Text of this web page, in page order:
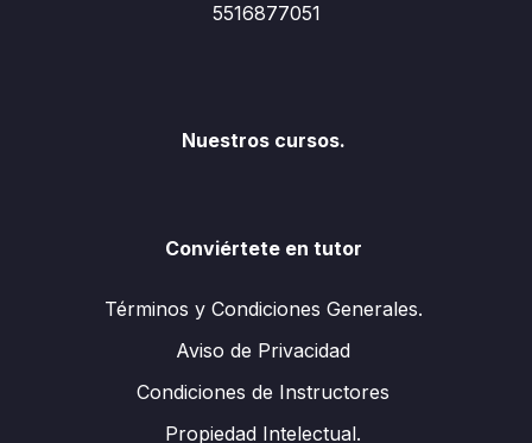
5516877051
Nuestros cursos.
Conviértete en tutor
Términos y Condiciones Generales.
Aviso de Privacidad
Condiciones de Instructores
Propiedad Intelectual.